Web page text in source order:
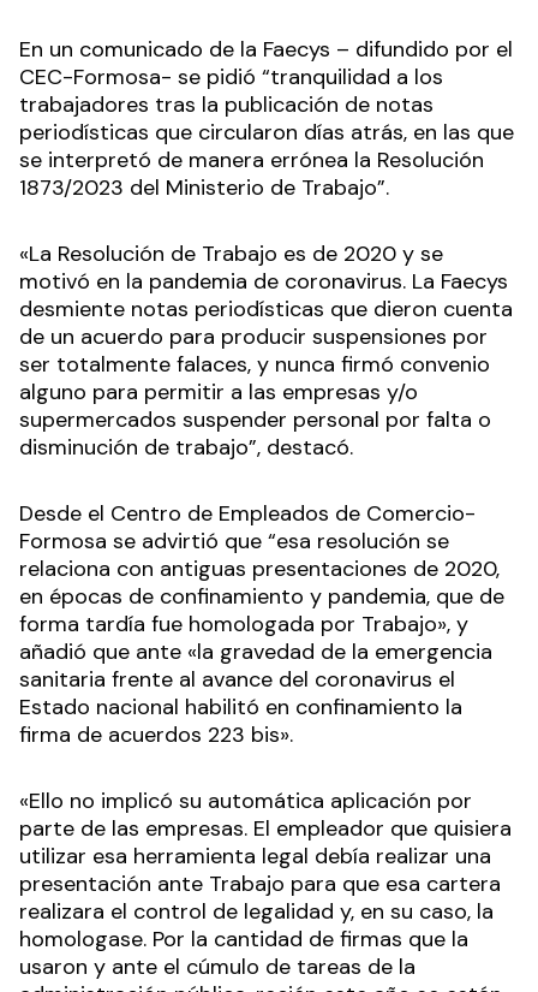
En un comunicado de la Faecys – difundido por el
CEC-Formosa- se pidió “tranquilidad a los
trabajadores tras la publicación de notas
periodísticas que circularon días atrás, en las que
se interpretó de manera errónea la Resolución
1873/2023 del Ministerio de Trabajo”.
«La Resolución de Trabajo es de 2020 y se
motivó en la pandemia de coronavirus. La Faecys
desmiente notas periodísticas que dieron cuenta
de un acuerdo para producir suspensiones por
ser totalmente falaces, y nunca firmó convenio
alguno para permitir a las empresas y/o
supermercados suspender personal por falta o
disminución de trabajo”, destacó.
Desde el Centro de Empleados de Comercio-
Formosa se advirtió que “esa resolución se
relaciona con antiguas presentaciones de 2020,
en épocas de confinamiento y pandemia, que de
forma tardía fue homologada por Trabajo», y
añadió que ante «la gravedad de la emergencia
sanitaria frente al avance del coronavirus el
Estado nacional habilitó en confinamiento la
firma de acuerdos 223 bis».
«Ello no implicó su automática aplicación por
parte de las empresas. El empleador que quisiera
utilizar esa herramienta legal debía realizar una
presentación ante Trabajo para que esa cartera
realizara el control de legalidad y, en su caso, la
homologase. Por la cantidad de firmas que la
usaron y ante el cúmulo de tareas de la